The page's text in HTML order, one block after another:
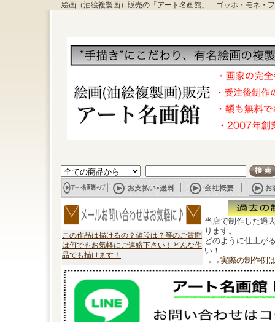
絵画（油絵複製画）販売の「アート名画館」 ゴッホ・モネ・
この作品は描けるの？値段は？等のご質問
は何でもお気軽にご連絡下さい！どんな作
品でも描けます！
当店で制作した過
ります。
どのように仕上が
い！
→→実際の制作例